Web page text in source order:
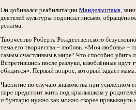
Он добивался реабилитации Мандельштама,
деятелей культуры подписал письмо,
режима.
Творчество Роберта Рождественского
тема его творчества – любовь. «Моя любовь» –
самым счастливым в мире? Что способно убить
Встретившись после разлуки, влюблённые идут
обидится». Первый вопрос, который задаёт
Чаепитие по случаю знакомства при усиленном
паре предстоит жить под крылышком у
и бунтарю нужно как можно скорее привыкнуть